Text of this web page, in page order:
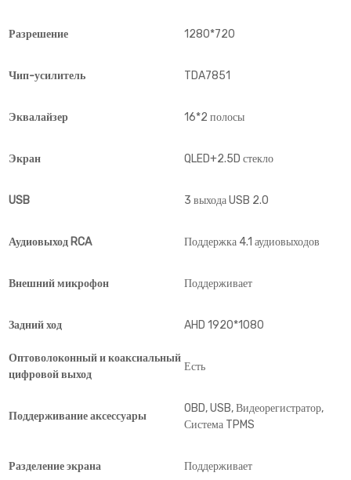
Разрешение 1280*720
Чип-усилитель TDA7851
Эквалайзер 16*2 полосы
Экран QLED+2.5D стекло
USB 3 выхода USB 2.0
Аудиовыход RCA Поддержка 4.1 аудиовыходов
Внешний микрофон Поддерживает
Задний ход AHD 1920*1080
Оптоволоконный и коаксиальный
цифровой выход
Есть
Поддерживание аксессуары
OBD, USB, Видеорегистратор,
Система TPMS
Разделение экрана Поддерживает